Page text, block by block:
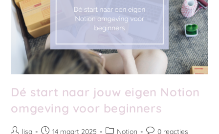
Dé start naar jouw eigen Notion
omgeving voor beginners
lisa 14 maart 2025 Notion 0 reacties